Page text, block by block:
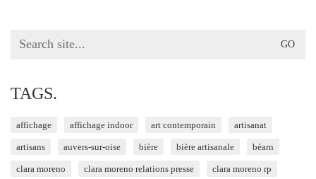
Search
TAGS.
affichage affichage indoor art contemporain artisanat
artisans auvers-sur-oise bière bière artisanale béarn
clara moreno clara moreno relations presse clara moreno rp